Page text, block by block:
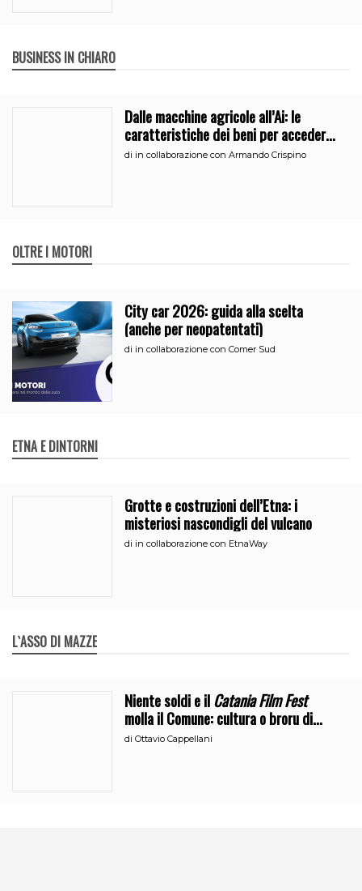
BUSINESS IN CHIARO
Dalle macchine agricole all’Ai: le
caratteristiche dei beni per accedere
all’iperammortamento
di in collaborazione con Armando Crispino
OLTRE I MOTORI
City car 2026: guida alla scelta
(anche per neopatentati)
di in collaborazione con Comer Sud
ETNA E DINTORNI
Grotte e costruzioni dell’Etna: i
misteriosi nascondigli del vulcano
di in collaborazione con EtnaWay
L`ASSO DI MAZZE
Niente soldi e ilCatania Film Fest
molla il Comune: cultura o broru di
ciciri?
diOttavio Cappellani